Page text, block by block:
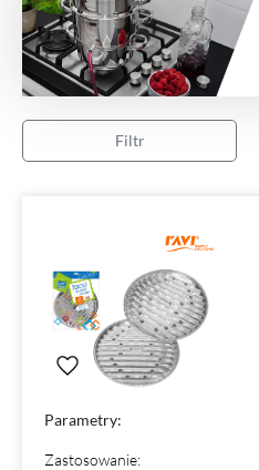
Filtr
Parametry:
Zastosowanie: